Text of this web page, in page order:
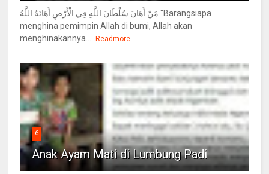
مَنْ أَهَانَ سُلْطَانَ اللَّهِ فِي الْأَرْضِ أَهَانَهُ اللَّهُ "Barangsiapa
menghina pemimpin Allah di bumi, Allah akan
menghinakannya.... Readmore
6
Anak Ayam Mati di Lumbung Padi